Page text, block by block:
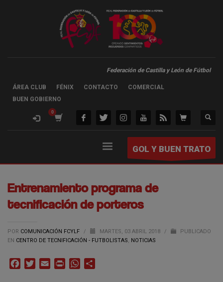
Federación de Castilla y León de Fútbol
ÁREA CLUB FÉNIX CONTACTO
COMERCIAL
BUEN GOBIERNO
GOL Y BUEN TRATO
Entrenamiento programa de
tecnificación de porteros
POR COMUNICACIÓN FCYLF / MARTES, 03 ABRIL 2018 /
PUBLICADO
EN CENTRO DE TECNIFICACIÓN - FUTBOLISTAS, NOTICIAS
FacebookTwitterEmail Print WhatsApp